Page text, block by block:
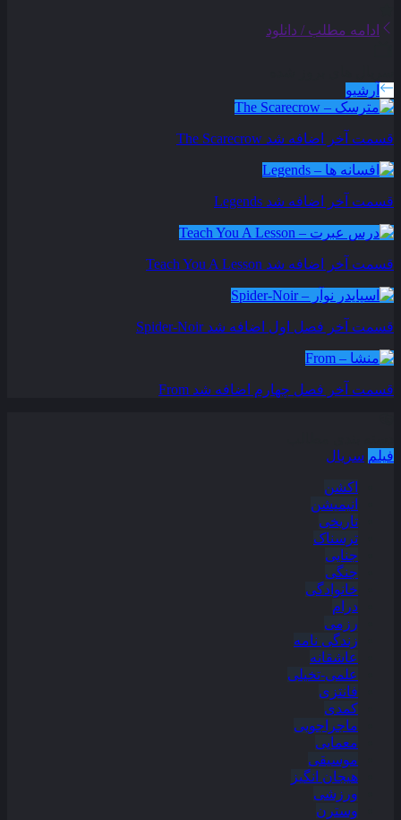
ادامه مطلب / دانلود
آرشیو
قسمت آخر اضافه شد The Scarecrow
قسمت آخر اضافه شد Legends
قسمت آخر اضافه شد Teach You A Lesson
قسمت آخر فصل اول اضافه شد Spider-Noir
قسمت آخر فصل چهارم اضافه شد From
فیلم سریال
اکشن
انیمیشن
تاریخی
ترسناک
جنایی
جنگی
خانوادگی
درام
رزمی
زندگی نامه
عاشقانه
علمی-تخیلی
فانتزی
کمدی
ماجراجویی
معمایی
موسیقی
هیجان انگیز
ورزشی
وسترن